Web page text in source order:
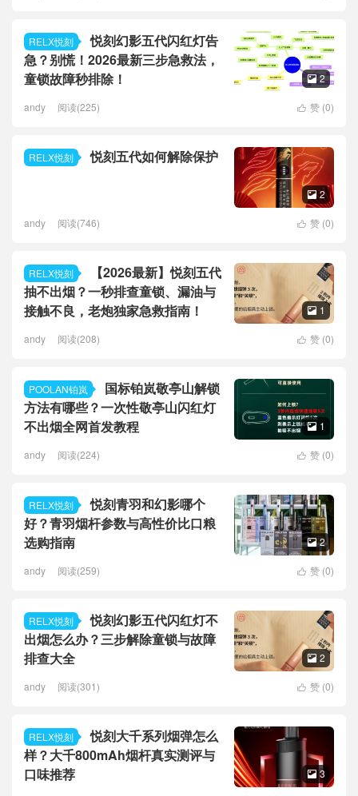
RELX悦刻
悦刻幻影五代闪红灯告
急？别慌！2026最新三步急救法，
童锁故障秒排除！
 2
 赞 (0)
andy 阅读(225)
RELX悦刻 悦刻五代如何解除保护
 2
 赞 (0)
andy 阅读(746)
RELX悦刻
【2026最新】悦刻五代
抽不出烟？一秒排查童锁、漏油与
接触不良，老炮独家急救指南！
 1
 赞 (0)
andy 阅读(208)
POOLAN铂岚
国标铂岚敬亭山解锁
方法有哪些？一次性敬亭山闪红灯
不出烟全网首发教程
 1
 赞 (0)
andy 阅读(224)
RELX悦刻
悦刻青羽和幻影哪个
好？青羽烟杆参数与高性价比口粮
选购指南
 2
 赞 (0)
andy 阅读(259)
RELX悦刻
悦刻幻影五代闪红灯不
出烟怎么办？三步解除童锁与故障
排查大全
 2
 赞 (0)
andy 阅读(301)
RELX悦刻
悦刻大千系列烟弹怎么
样？大千800mAh烟杆真实测评与
口味推荐
 3